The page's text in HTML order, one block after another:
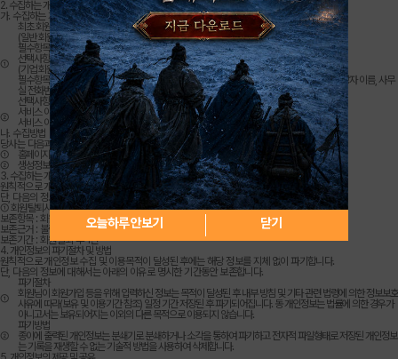
2. 수집하는 개인정보 항목 및 수집방법
가. 수집하는 개인정보 항목
①
최초 회원가입시 회원식별 및 최적화된 서비스 제공을 위해 아래와 같은 정보를 수집합니다.
(일반 회원가입 시)
필수항목 : 아이디, 비밀번호, 실명, 연락처, 이메일, 닉네임
선택사항 : 아이튠즈계정
(기업 회원가입 시)
필수항목 : 아이디, 비밀번호, 닉네임, 회사명, 사업자등록번호, 대표자명, 주소, 담당자 직급, 담당자 이름, 사무
실 전화번호, 담당자 연락처, 담당자 이메일, 담당자 메신저
선택사항 : 홈페이지주소, 고객문의처
②
서비스 이용과정이나 사업 처리과정에서 아래와 같은 정보들이 생성되어 수집될 수 있습니다.
서비스 이용기록, 접속로그, 쿠키, 접속IP 정보, 결제기록, 불량이용 기록
나. 수집방법
당사는 다음과 같은 방법으로 개인정보를 수집합니다.
①
홈페이지를 통한 회원가입, 이벤트 행사응모, 배송 요청
②
생성정보 수집 툴을 통한 수집
3. 수집하는 개인정보의 보유 및 이용기간
원칙적으로 개인정보 수집 및 이용목적이 달성된 후에는 해당 정보를 지체 없이 파기합니다.
단, 다음의 정보에 대해서는 아래의 이유로 명시한 기간동안 보존합니다.
① 회원탈퇴시 보존 개인정보
보존항목 : 회원님께서 제공한 이메일주소
보존근거 : 불량 이용자의 재가입 방지, 명예훼손 등 권리침해 분쟁 및 수사협조
보존기간 : 회원탈퇴 후 1년
4. 개인정보의 파기절차 및 방법
원칙적으로 개인정보 수집 및 이용목적이 달성된 후에는 해당 정보를 지체 없이 파기합니다.
단, 다음의 정보에 대해서는 아래의 이유로 명시한 기간동안 보존합니다.
①
파기절차
회원님이 회원가입 등을 위해 입력하신 정보는 목적이 달성된 후 내부 방침 및 기타 관련 법령에 의한 정보보호
사유에 따라(보유 및 이용기간 참조) 일정 기간 저장된 후 파기되어집니다. 동 개인정보는 법률에 의한 경우가
아니고서는 보유되어지는 이외의 다른 목적으로 이용되지 않습니다.
②
파기방법
종이에 출력된 개인정보는 분쇄기로 분쇄하거나 소각을 통하여 파기하고 전자적 파일형태로 저장된 개인정보
는 기록을 재생할 수 없는 기술적 방법을 사용하여 삭제합니다.
오늘하루 안보기 닫기